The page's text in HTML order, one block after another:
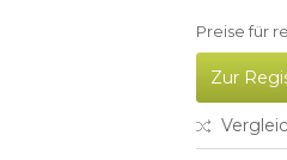
Preise für
Zur